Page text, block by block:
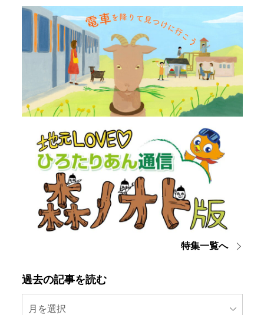
特集一覧へ
過去の記事を読む
月を選択